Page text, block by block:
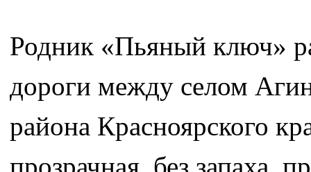
Родник «Пьяный ключ»
дороги между селом
района Красноярского